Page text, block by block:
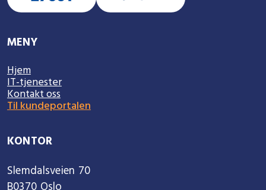
MENY
Hjem
IT-tjenester
Kontakt oss
Til kundeportalen
KONTOR
Slemdalsveien 70
B0370 Oslo